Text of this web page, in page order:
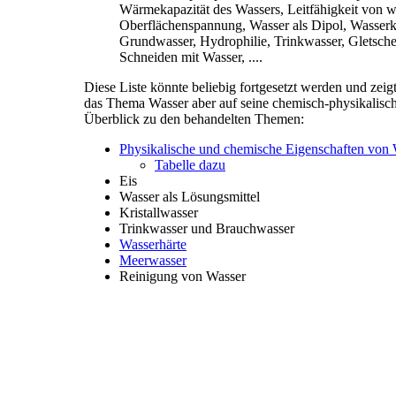
Wärmekapazität des Wassers, Leitfähigkeit von
Oberflächenspannung, Wasser als Dipol,
Grundwasser, Hydrophilie, Trinkwasser,
Schneiden mit Wasser, ....
Diese Liste könnte beliebig fortgesetzt werden und
das Thema Wasser aber auf seine chemisch-
Überblick zu den behandelten Themen:
Physikalische und chemische Eigenschaften von
Tabelle dazu
Eis
Wasser als Lösungsmittel
Kristallwasser
Trinkwasser und Brauchwasser
Wasserhärte
Meerwasser
Reinigung von Wasser